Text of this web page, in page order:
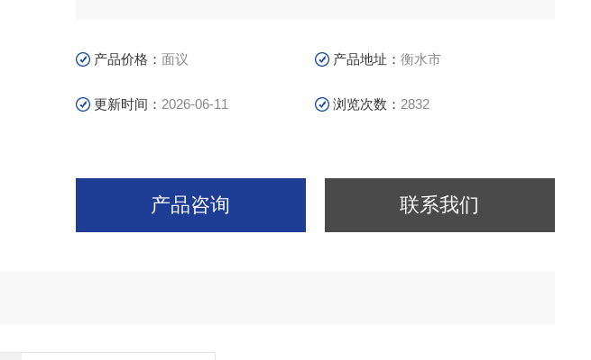
产品价格：面议 产品地址：衡水市
更新时间： 2026-06-11 浏览次数： 2832
产品咨询 联系我们